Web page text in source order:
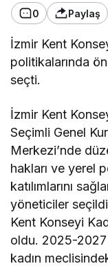
0 Paylaş
İzmir Kent
politikalarında
seçti.
İzmir Kent
Seçimli Genel
Merkezi’nde
hakları ve yerel
katılımlarını
yöneticiler
Kent Konseyi
oldu. 2025-
kadın